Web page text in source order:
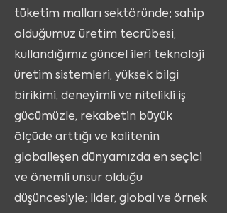
tüketim malları sektöründe; sahip
olduğumuz üretim tecrübesi,
kullandığımız güncel ileri teknoloji
üretim sistemleri, yüksek bilgi
birikimi, deneyimli ve nitelikli iş
gücümüzle, rekabetin büyük
ölçüde arttığı ve kalitenin
globalleşen dünyamızda en seçici
ve önemli unsur olduğu
düşüncesiyle; lider, global ve örnek